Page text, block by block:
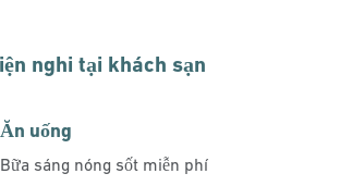
nghi tại khách sạn
Ăn uống
Bữa sáng nóng sốt miễn phí